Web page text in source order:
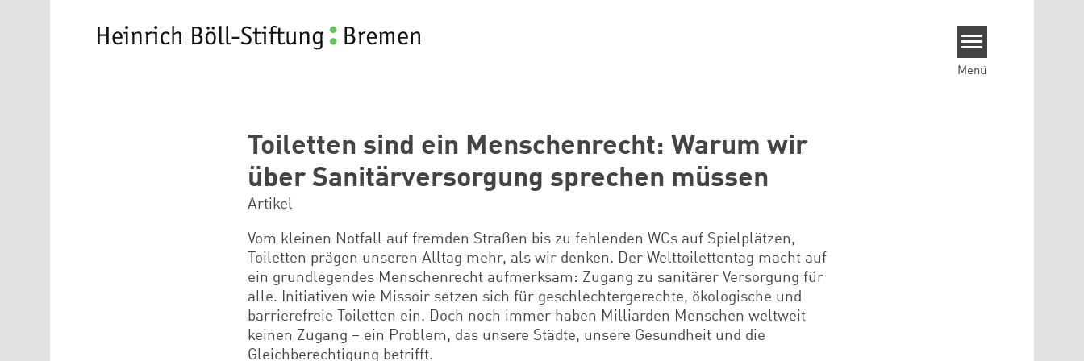
Menü
Toiletten sind ein Menschenrecht: Warum wir
über Sanitärversorgung sprechen müssen
Artikel
Vom kleinen Notfall auf fremden Straßen bis zu fehlenden WCs auf Spielplätzen,
Toiletten prägen unseren Alltag mehr, als wir denken. Der Welttoilettentag macht auf
ein grundlegendes Menschenrecht aufmerksam: Zugang zu sanitärer Versorgung für
alle. Initiativen wie Missoir setzen sich für geschlechtergerechte, ökologische und
barrierefreie Toiletten ein. Doch noch immer haben Milliarden Menschen weltweit
keinen Zugang – ein Problem, das unsere Städte, unsere Gesundheit und die
Gleichberechtigung betrifft.